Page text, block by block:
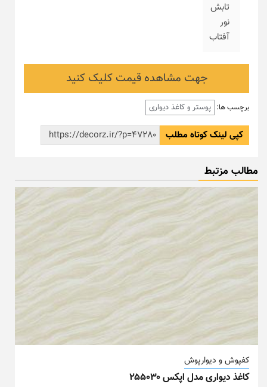
تابش
نور
آفتاب
جهت مشاهده قیمت کلیک کنید
برچسب ها: پوستر و کاغذ دیواری
کپی لینک کوتاه مطلب
مطالب مزتبط
کفپوش و دیوارپوش
کاغذ دیواری مدل اپکس ۲۵۵۰۳۰